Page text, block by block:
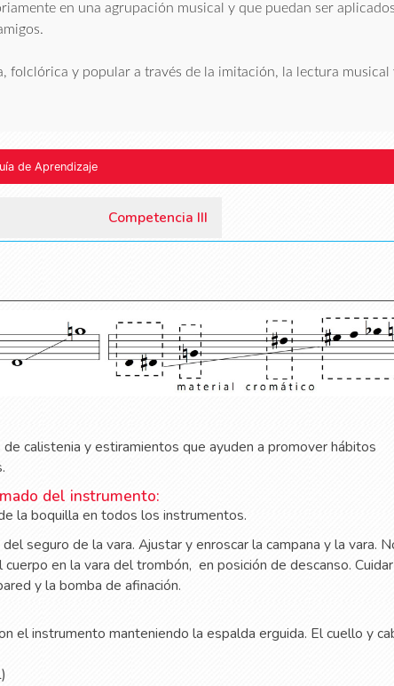
en una agrupación musical y que puedan ser
folclórica y popular a través de la imitación, la lectura musical
de Aprendizaje
Competencia III
calistenia y estiramientos que ayuden a promover hábitos
del instrumento:
la boquilla en todos los instrumentos.
del seguro de la vara. Ajustar y enroscar la campana y la vara.
en la vara del trombón, en posición de descanso.
y la bomba de afinación.
el instrumento manteniendo la espalda erguida. El cuello y